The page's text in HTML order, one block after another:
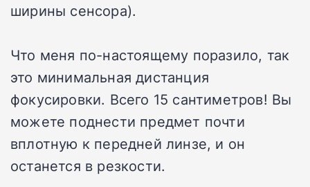
ширины сенсора).
Что меня по-настоящему поразило, так
это минимальная дистанция
фокусировки. Всего 15 сантиметров! Вы
можете поднести предмет почти
вплотную к передней линзе, и он
останется в резкости.